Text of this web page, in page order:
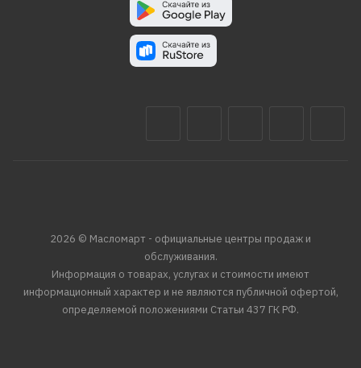
2026 © Масломарт - официальные центры продаж и
обслуживания.
Информация о товарах, услугах и стоимости имеют
информационный характер и не являются публичной офертой,
определяемой положениями Статьи 437 ГК РФ.